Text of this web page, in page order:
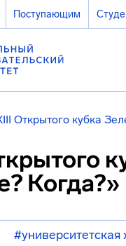
Поступающим
Открытого кубка
Когда?»
#университетская